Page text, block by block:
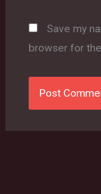
Save my
browser for